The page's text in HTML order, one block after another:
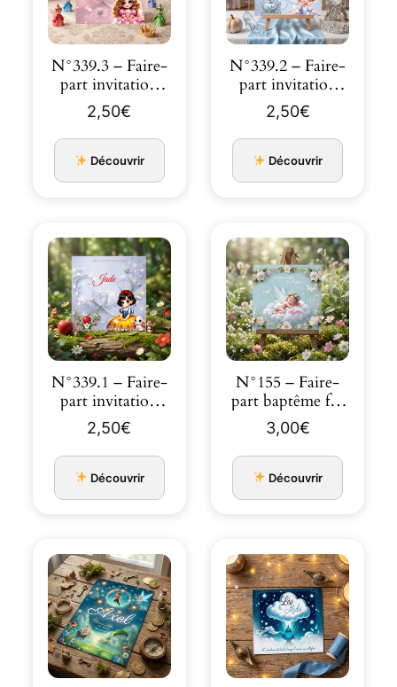
N°339.3 – Faire-
part invitation
Princesses de
co…
2,50€
Découvrir
N°339.2 – Faire-
part invitation
Princesses de
co…
2,50€
Découvrir
N°339.1 – Faire-
part invitation
Princesses de
co…
2,50€
Découvrir
N°155 – Faire-
part baptême fée
clochette
champêtre
3,00€
Découvrir